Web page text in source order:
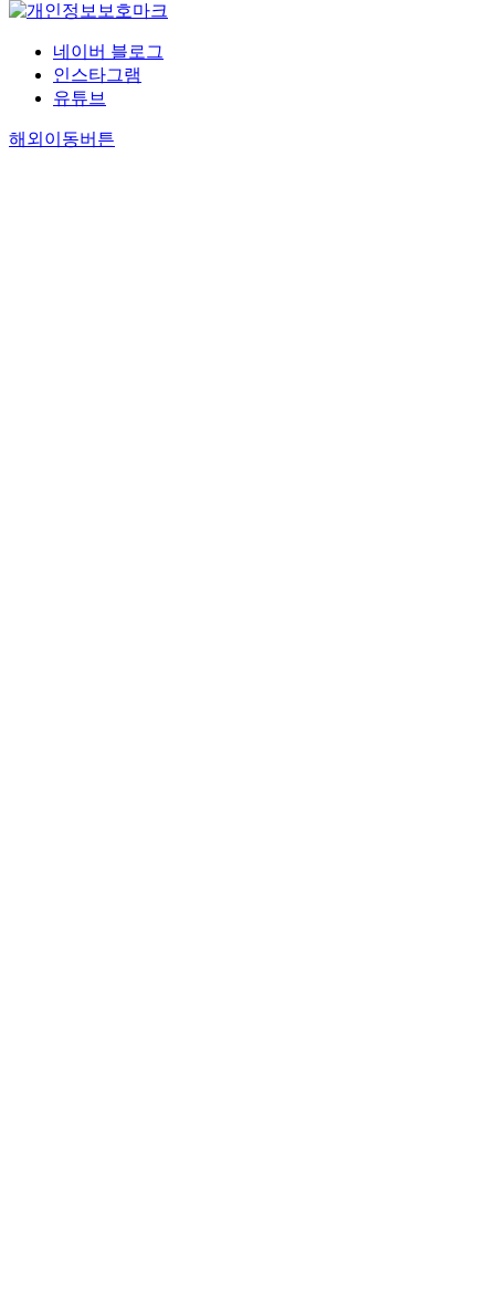
네이버 블로그
인스타그램
유튜브
해외이동버튼